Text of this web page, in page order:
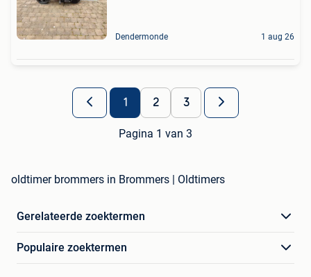
Dendermonde 1 aug 26
1 2 3
Pagina 1 van 3
oldtimer brommers in Brommers | Oldtimers
Gerelateerde zoektermen
Populaire zoektermen